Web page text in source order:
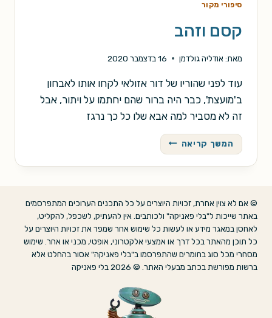
סיפורי מקור
קסם וזהב
מאת: אודליה גולדמן 16 בדצמבר 2020
עוד לפני שהוריו של דור אזולאי לקחו אותו לאבחון
ב'מועצת', כבר היה ברור שהם יחתמו על ויתור, אבל
זה לא מסביר למה אבא שלו כל כך נרגז
המשך קריאה קסם
וזהב
© אם לא צוין אחרת, זכויות היוצרים על כל התכנים הערוכים המתפרסמים
באתר שייכות ל"בלי פאניקה" ולכותבים. אין להעתיק, לשכפל, להקליט,
לאחסן במאגר מידע או לעשות כל שימוש אחר שמפר את זכויות היוצרים על
כל תוכן מהאתר בכל דרך או אמצעי אלקטרוני, אופטי, מכני או אחר. שימוש
מסחרי מכל סוג בחומרים שהתפרסמו ב"בלי פאניקה" אסור בהחלט אלא
ברשות מפורשת בכתב מבעלי האתר. © 2026 בלי פאניקה